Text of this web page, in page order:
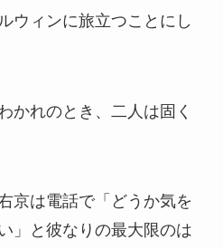
ウィンに旅立つことにし
かれのとき、二人は固く
京は電話で「どうか気を
」と彼なりの最大限のは